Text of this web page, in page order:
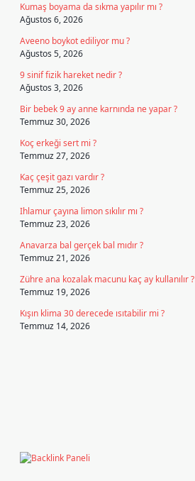
Kumaş boyama da sıkma yapılır mı ?
Ağustos 6, 2026
Aveeno boykot ediliyor mu ?
Ağustos 5, 2026
9 sinif fizik hareket nedir ?
Ağustos 3, 2026
Bir bebek 9 ay anne karnında ne yapar ?
Temmuz 30, 2026
Koç erkeği sert mi ?
Temmuz 27, 2026
Kaç çeşit gazı vardır ?
Temmuz 25, 2026
Ihlamur çayına limon sıkılır mı ?
Temmuz 23, 2026
Anavarza bal gerçek bal mıdır ?
Temmuz 21, 2026
Zühre ana kozalak macunu kaç ay kullanılır ?
Temmuz 19, 2026
Kışın klima 30 derecede ısıtabilir mi ?
Temmuz 14, 2026